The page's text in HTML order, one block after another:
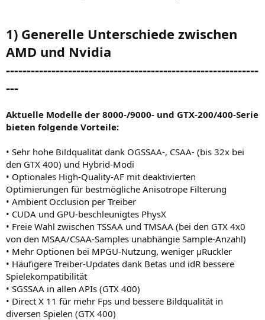
1) Generelle Unterschiede zwischen
AMD und Nvidia
-------------------------------------------------------------
---
Aktuelle Modelle der 8000-/9000- und GTX-200/400-Serie
bieten folgende Vorteile:
• Sehr hohe Bildqualität dank OGSSAA-, CSAA- (bis 32x bei
den GTX 400) und Hybrid-Modi
• Optionales High-Quality-AF mit deaktivierten
Optimierungen für bestmögliche Anisotrope Filterung
• Ambient Occlusion per Treiber
• CUDA und GPU-beschleunigtes PhysX
• Freie Wahl zwischen TSSAA und TMSAA (bei den GTX 4x0
von den MSAA/CSAA-Samples unabhängie Sample-Anzahl)
• Mehr Optionen bei MPGU-Nutzung, weniger µRuckler
• Häufigere Treiber-Updates dank Betas und idR bessere
Spielekompatibilität
• SGSSAA in allen APIs (GTX 400)
• Direct X 11 für mehr Fps und bessere Bildqualität in
diversen Spielen (GTX 400)